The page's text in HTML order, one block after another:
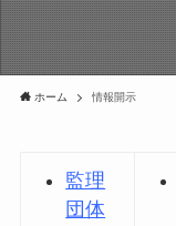
ホーム 情報開示
監理
団体